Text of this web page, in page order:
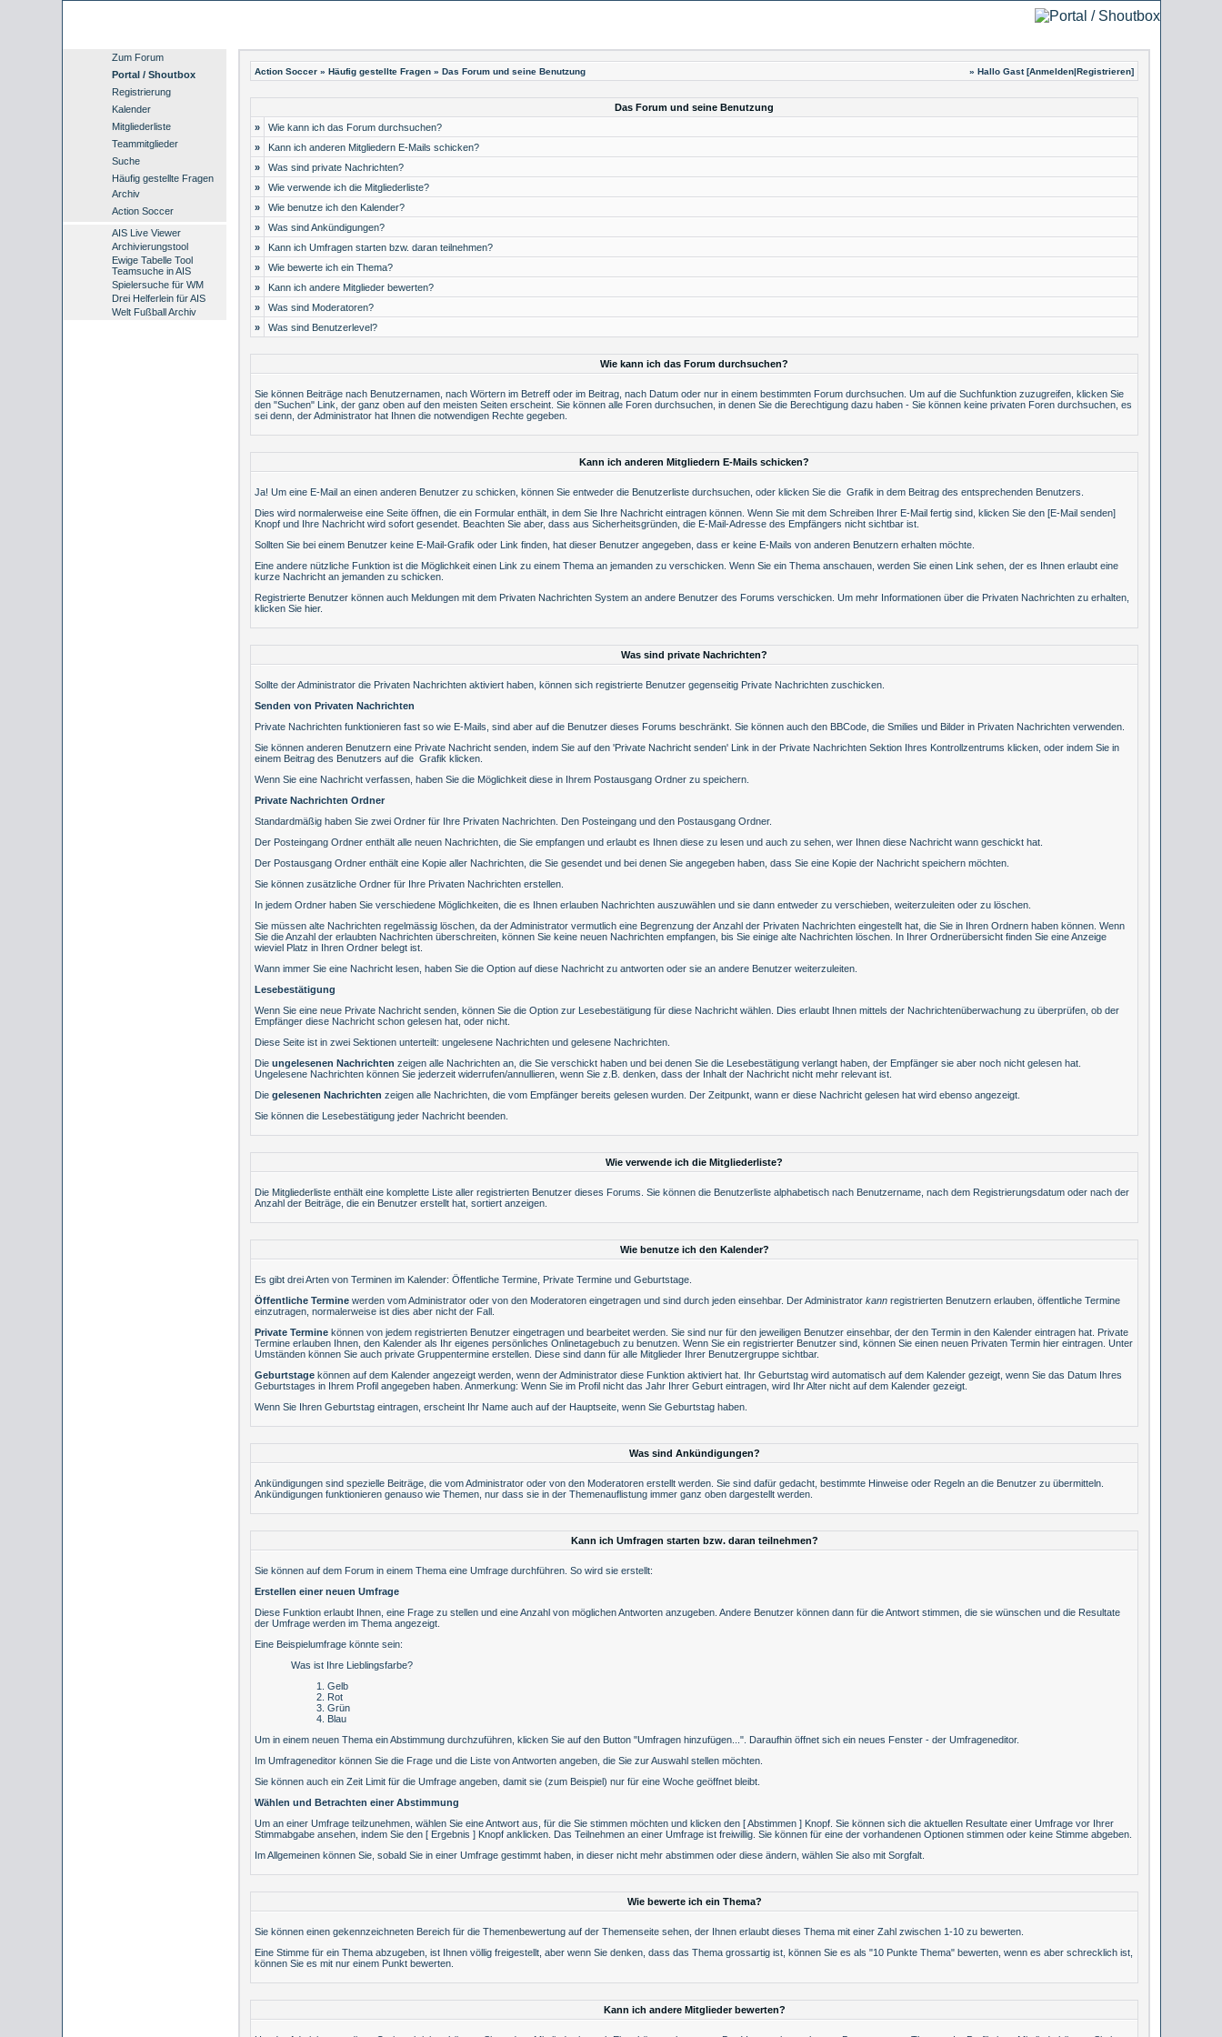
Zum Forum
Portal / Shoutbox
Registrierung
Kalender
Mitgliederliste
Teammitglieder
Suche
Häufig gestellte Fragen
Archiv
Action Soccer
AIS Live Viewer
Archivierungstool
Ewige Tabelle Tool
Teamsuche in AIS
Spielersuche für WM
Drei Helferlein für AIS
Welt Fußball Archiv
Action Soccer » Häufig gestellte Fragen » Das Forum und seine Benutzung » Hallo Gast [Anmelden|Registrieren]
Das Forum und seine Benutzung
»
Wie kann ich das Forum durchsuchen?
»
Kann ich anderen Mitgliedern E-Mails schicken?
»
Was sind private Nachrichten?
»
Wie verwende ich die Mitgliederliste?
»
Wie benutze ich den Kalender?
»
Was sind Ankündigungen?
»
Kann ich Umfragen starten bzw. daran teilnehmen?
»
Wie bewerte ich ein Thema?
»
Kann ich andere Mitglieder bewerten?
»
Was sind Moderatoren?
»
Was sind Benutzerlevel?
Wie kann ich das Forum durchsuchen?
Sie können Beiträge nach Benutzernamen, nach Wörtern im Betreff oder im Beitrag, nach Datum oder nur in einem bestimmten Forum durchsuchen. Um auf die Suchfunktion zuzugreifen, klicken Sie
den "Suchen" Link, der ganz oben auf den meisten Seiten erscheint. Sie können alle Foren durchsuchen, in denen Sie die Berechtigung dazu haben - Sie können keine privaten Foren durchsuchen, es
sei denn, der Administrator hat Ihnen die notwendigen Rechte gegeben.
Kann ich anderen Mitgliedern E-Mails schicken?
Ja! Um eine E-Mail an einen anderen Benutzer zu schicken, können Sie entweder die Benutzerliste durchsuchen, oder klicken Sie die Grafik in dem Beitrag des entsprechenden Benutzers.
Dies wird normalerweise eine Seite öffnen, die ein Formular enthält, in dem Sie Ihre Nachricht eintragen können. Wenn Sie mit dem Schreiben Ihrer E-Mail fertig sind, klicken Sie den [E-Mail senden]
Knopf und Ihre Nachricht wird sofort gesendet. Beachten Sie aber, dass aus Sicherheitsgründen, die E-Mail-Adresse des Empfängers nicht sichtbar ist.
Sollten Sie bei einem Benutzer keine E-Mail-Grafik oder Link finden, hat dieser Benutzer angegeben, dass er keine E-Mails von anderen Benutzern erhalten möchte.
Eine andere nützliche Funktion ist die Möglichkeit einen Link zu einem Thema an jemanden zu verschicken. Wenn Sie ein Thema anschauen, werden Sie einen Link sehen, der es Ihnen erlaubt eine
kurze Nachricht an jemanden zu schicken.
Registrierte Benutzer können auch Meldungen mit dem Privaten Nachrichten System an andere Benutzer des Forums verschicken. Um mehr Informationen über die Privaten Nachrichten zu erhalten,
klicken Sie hier.
Was sind private Nachrichten?
Sollte der Administrator die Privaten Nachrichten aktiviert haben, können sich registrierte Benutzer gegenseitig Private Nachrichten zuschicken.
Senden von Privaten Nachrichten
Private Nachrichten funktionieren fast so wie E-Mails, sind aber auf die Benutzer dieses Forums beschränkt. Sie können auch den BBCode, die Smilies und Bilder in Privaten Nachrichten verwenden.
Sie können anderen Benutzern eine Private Nachricht senden, indem Sie auf den 'Private Nachricht senden' Link in der Private Nachrichten Sektion Ihres Kontrollzentrums klicken, oder indem Sie in
einem Beitrag des Benutzers auf die Grafik klicken.
Wenn Sie eine Nachricht verfassen, haben Sie die Möglichkeit diese in Ihrem Postausgang Ordner zu speichern.
Private Nachrichten Ordner
Standardmäßig haben Sie zwei Ordner für Ihre Privaten Nachrichten. Den Posteingang und den Postausgang Ordner.
Der Posteingang Ordner enthält alle neuen Nachrichten, die Sie empfangen und erlaubt es Ihnen diese zu lesen und auch zu sehen, wer Ihnen diese Nachricht wann geschickt hat.
Der Postausgang Ordner enthält eine Kopie aller Nachrichten, die Sie gesendet und bei denen Sie angegeben haben, dass Sie eine Kopie der Nachricht speichern möchten.
Sie können zusätzliche Ordner für Ihre Privaten Nachrichten erstellen.
In jedem Ordner haben Sie verschiedene Möglichkeiten, die es Ihnen erlauben Nachrichten auszuwählen und sie dann entweder zu verschieben, weiterzuleiten oder zu löschen.
Sie müssen alte Nachrichten regelmässig löschen, da der Administrator vermutlich eine Begrenzung der Anzahl der Privaten Nachrichten eingestellt hat, die Sie in Ihren Ordnern haben können. Wenn
Sie die Anzahl der erlaubten Nachrichten überschreiten, können Sie keine neuen Nachrichten empfangen, bis Sie einige alte Nachrichten löschen. In Ihrer Ordnerübersicht finden Sie eine Anzeige
wieviel Platz in Ihren Ordner belegt ist.
Wann immer Sie eine Nachricht lesen, haben Sie die Option auf diese Nachricht zu antworten oder sie an andere Benutzer weiterzuleiten.
Lesebestätigung
Wenn Sie eine neue Private Nachricht senden, können Sie die Option zur Lesebestätigung für diese Nachricht wählen. Dies erlaubt Ihnen mittels der Nachrichtenüberwachung zu überprüfen, ob der
Empfänger diese Nachricht schon gelesen hat, oder nicht.
Diese Seite ist in zwei Sektionen unterteilt: ungelesene Nachrichten und gelesene Nachrichten.
Die ungelesenen Nachrichten zeigen alle Nachrichten an, die Sie verschickt haben und bei denen Sie die Lesebestätigung verlangt haben, der Empfänger sie aber noch nicht gelesen hat.
Ungelesene Nachrichten können Sie jederzeit widerrufen/annullieren, wenn Sie z.B. denken, dass der Inhalt der Nachricht nicht mehr relevant ist.
Die gelesenen Nachrichten zeigen alle Nachrichten, die vom Empfänger bereits gelesen wurden. Der Zeitpunkt, wann er diese Nachricht gelesen hat wird ebenso angezeigt.
Sie können die Lesebestätigung jeder Nachricht beenden.
Wie verwende ich die Mitgliederliste?
Die Mitgliederliste enthält eine komplette Liste aller registrierten Benutzer dieses Forums. Sie können die Benutzerliste alphabetisch nach Benutzername, nach dem Registrierungsdatum oder nach der
Anzahl der Beiträge, die ein Benutzer erstellt hat, sortiert anzeigen.
Wie benutze ich den Kalender?
Es gibt drei Arten von Terminen im Kalender: Öffentliche Termine, Private Termine und Geburtstage.
Öffentliche Termine werden vom Administrator oder von den Moderatoren eingetragen und sind durch jeden einsehbar. Der Administrator kann registrierten Benutzern erlauben, öffentliche Termine
einzutragen, normalerweise ist dies aber nicht der Fall.
Private Termine können von jedem registrierten Benutzer eingetragen und bearbeitet werden. Sie sind nur für den jeweiligen Benutzer einsehbar, der den Termin in den Kalender eintragen hat. Private
Termine erlauben Ihnen, den Kalender als Ihr eigenes persönliches Onlinetagebuch zu benutzen. Wenn Sie ein registrierter Benutzer sind, können Sie einen neuen Privaten Termin hier eintragen. Unter
Umständen können Sie auch private Gruppentermine erstellen. Diese sind dann für alle Mitglieder Ihrer Benutzergruppe sichtbar.
Geburtstage können auf dem Kalender angezeigt werden, wenn der Administrator diese Funktion aktiviert hat. Ihr Geburtstag wird automatisch auf dem Kalender gezeigt, wenn Sie das Datum Ihres
Geburtstages in Ihrem Profil angegeben haben. Anmerkung: Wenn Sie im Profil nicht das Jahr Ihrer Geburt eintragen, wird Ihr Alter nicht auf dem Kalender gezeigt.
Wenn Sie Ihren Geburtstag eintragen, erscheint Ihr Name auch auf der Hauptseite , wenn Sie Geburtstag haben.
Was sind Ankündigungen?
Ankündigungen sind spezielle Beiträge, die vom Administrator oder von den Moderatoren erstellt werden. Sie sind dafür gedacht, bestimmte Hinweise oder Regeln an die Benutzer zu übermitteln.
Ankündigungen funktionieren genauso wie Themen, nur dass sie in der Themenauflistung immer ganz oben dargestellt werden.
Kann ich Umfragen starten bzw. daran teilnehmen?
Sie können auf dem Forum in einem Thema eine Umfrage durchführen. So wird sie erstellt:
Erstellen einer neuen Umfrage
Diese Funktion erlaubt Ihnen, eine Frage zu stellen und eine Anzahl von möglichen Antworten anzugeben. Andere Benutzer können dann für die Antwort stimmen, die sie wünschen und die Resultate
der Umfrage werden im Thema angezeigt.
Eine Beispielumfrage könnte sein:
Was ist Ihre Lieblingsfarbe?
Gelb
Rot
Grün
Blau
Um in einem neuen Thema ein Abstimmung durchzuführen, klicken Sie auf den Button "Umfragen hinzufügen...". Daraufhin öffnet sich ein neues Fenster - der Umfrageneditor.
Im Umfrageneditor können Sie die Frage und die Liste von Antworten angeben, die Sie zur Auswahl stellen möchten.
Sie können auch ein Zeit Limit für die Umfrage angeben, damit sie (zum Beispiel) nur für eine Woche geöffnet bleibt.
Wählen und Betrachten einer Abstimmung
Um an einer Umfrage teilzunehmen, wählen Sie eine Antwort aus, für die Sie stimmen möchten und klicken den [ Abstimmen ] Knopf. Sie können sich die aktuellen Resultate einer Umfrage vor Ihrer
Stimmabgabe ansehen, indem Sie den [ Ergebnis ] Knopf anklicken. Das Teilnehmen an einer Umfrage ist freiwillig. Sie können für eine der vorhandenen Optionen stimmen oder keine Stimme abgeben.
Im Allgemeinen können Sie, sobald Sie in einer Umfrage gestimmt haben, in dieser nicht mehr abstimmen oder diese ändern, wählen Sie also mit Sorgfalt.
Wie bewerte ich ein Thema?
Sie können einen gekennzeichneten Bereich für die Themenbewertung auf der Themenseite sehen, der Ihnen erlaubt dieses Thema mit einer Zahl zwischen 1-10 zu bewerten.
Eine Stimme für ein Thema abzugeben, ist Ihnen völlig freigestellt, aber wenn Sie denken, dass das Thema grossartig ist, können Sie es als "10 Punkte Thema" bewerten, wenn es aber schrecklich ist,
können Sie es mit nur einem Punkt bewerten.
Kann ich andere Mitglieder bewerten?